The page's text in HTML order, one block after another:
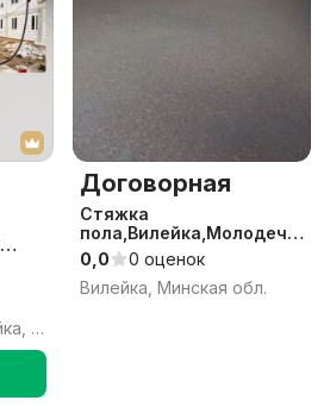
Гагарина ул, 12, Вилейка, Вилейский район, Минская область
Договорная
Стяжка
пола,Вилейка,Молодечн
о,полусухая
механизированная
0,0
0 оценок
Вилейка, Минская обл.